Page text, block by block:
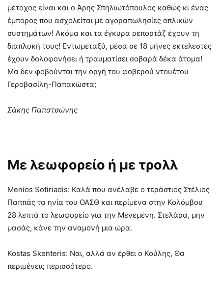
μέτοχος είναι και ο Άρης Σπηλιωτόπουλος καθώς κι ένας
έμπορος που ασχολείται με αγοραπωλησίες οπλικών
συστημάτων! Ακόμα και τα έγκυρα ρεπορτάζ έχουν τη
διαπλοκή τους! Εντωμεταξύ, μέσα σε 18 μήνες εκτελεστές
έχουν δολοφονήσει ή τραυματίσει σοβαρά δέκα άτομα!
Μα δεν φοβούνται την οργή του φοβερού ντουέτου
Γεροβασίλη-Παπακώστα;
Σάκης Παπατσώνης
Με λεωφορείο ή με τρολλ
Menios Sotiriadis: Καλά που ανέλαβε ο τεράστιος Στέλιος
Παππάς τα ηνία του ΟΑΣΘ και περίμενα στην Κολόμβου
28 λεπτά το λεωφορείο για την Μενεμένη. Στελάρα, μην
μασάς, κάνε την αναμονή μια ώρα.
Kostas Skenteris: Ναι, αλλά αν έρθει ο Κούλης, Θα
περιμένεις περισσότερο.